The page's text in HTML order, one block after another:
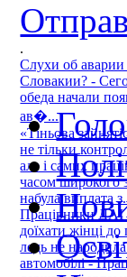
.
Слухи об
Словакии? -
обеда начали
ав�...
«Тіньова
не тільки
але і самих
часом широкого
набула виплата
Працівники ДАІ
доїхати жінці
ледь не
автомобілі -